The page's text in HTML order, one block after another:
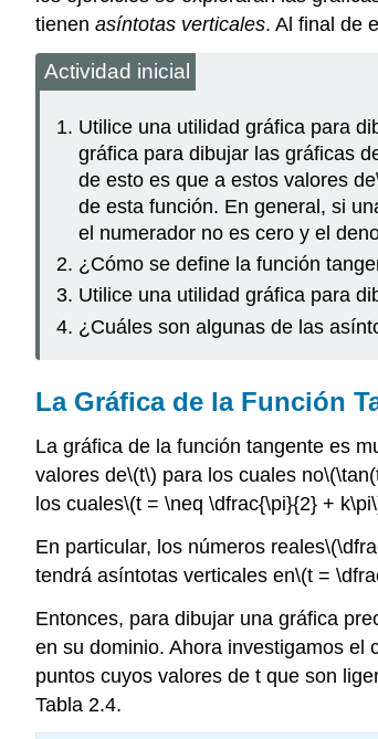
tienen asíntotas verticales. Al final de
Actividad inicial
Utilice una utilidad gráfica para
gráfica para dibujar las gráficas
de esto es que a estos valores de
de esta función. En general, si
el numerador no es cero y el
¿Cómo se define la función
Utilice una utilidad gráfica para
¿Cuáles son algunas de las
La Gráfica de la Función
La gráfica de la función tangente es
valores de\(t\) para los cuales no
los cuales\(t = \neq \dfrac{\pi}{2} +
En particular, los números reales
tendrá asíntotas verticales en\(t =
Entonces, para dibujar una gráfica
en su dominio. Ahora investigamos el
puntos cuyos valores de t que son
Tabla 2.4.